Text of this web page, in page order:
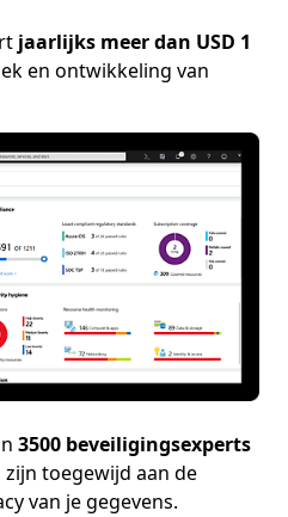
jaarlijks meer dan USD 1
en ontwikkeling van
3500 beveiligingsexperts
toegewijd aan de
van je gegevens.